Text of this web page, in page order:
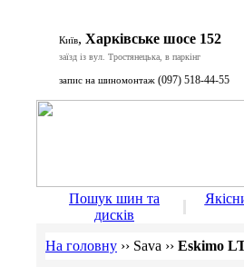
Київ, Харківське шосе 152
заїзд із вул. Тростянецька, в паркінг
запис на шиномонтаж (097) 518-44-55
Пошук шин та
дисків
На головну ›› Sava ›› Eskimo